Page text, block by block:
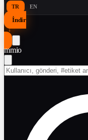
TR EN
İndir
↓
mmio